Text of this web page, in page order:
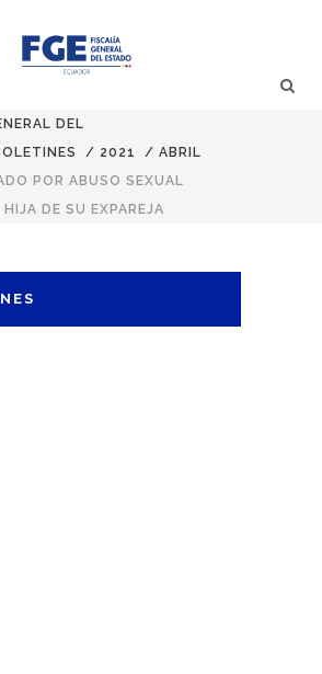
DEL
/ 2021 / ABRIL
POR ABUSO SEXUAL
DE SU EXPAREJA